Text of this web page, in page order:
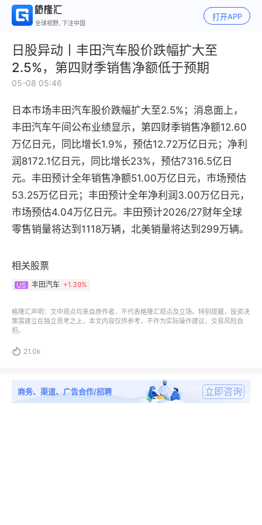
全球视野, 下注中国
打开APP
日股异动丨丰田汽车股价跌幅扩大至
2.5%，第四财季销售净额低于预期
05-08 05:46
日本市场丰田汽车股价跌幅扩大至2.5%；消息面上，
丰田汽车午间公布业绩显示，第四财季销售净额12.60
万亿日元，同比增长1.9%，预估12.72万亿日元；净利
润8172.1亿日元，同比增长23%，预估7316.5亿日
元。丰田预计全年销售净额51.00万亿日元，市场预估
53.25万亿日元；丰田预计全年净利润3.00万亿日元，
市场预估4.04万亿日元。丰田预计2026/27财年全球
零售销量将达到1118万辆，北美销量将达到299万辆。
相关股票
US 丰田汽车 +1.39%
格隆汇声明：文中观点均来自原作者，不代表格隆汇观点及立场。特别提醒，投资决
策需建立在独立思考之上，本文内容仅供参考，不作为实际操作建议，交易风险自
担。
 21.0k
商务、渠道、广告合作/招聘 立即咨询